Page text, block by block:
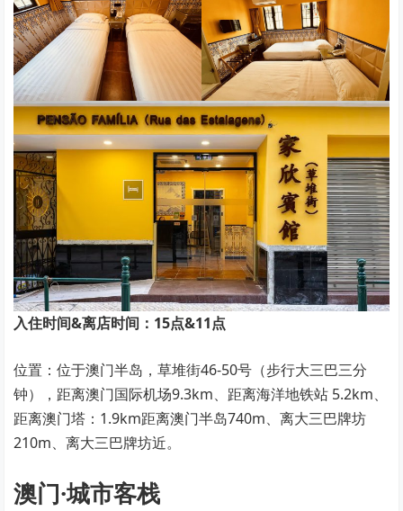
入住时间&离店时间：15点&11点
位置：位于澳门半岛，草堆街46-50号（步行大三巴三分
钟），距离澳门国际机场9.3km、距离海洋地铁站 5.2km、
距离澳门塔：1.9km距离澳门半岛740m、离大三巴牌坊
210m、离大三巴牌坊近。
澳门·城市客栈